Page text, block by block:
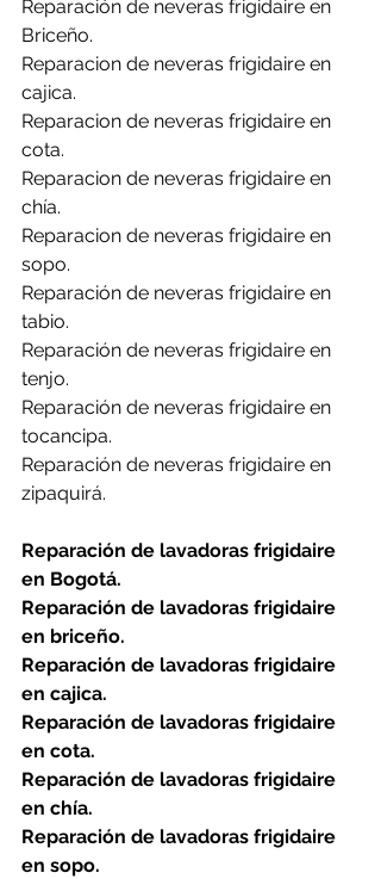
Reparación de neveras frigidaire en
Briceño.
Reparacion de neveras frigidaire en
cajica.
Reparacion de neveras frigidaire en
cota.
Reparacion de neveras frigidaire en
chía.
Reparacion de neveras frigidaire en
sopo.
Reparación de neveras frigidaire en
tabio.
Reparación de neveras frigidaire en
tenjo.
Reparación de neveras frigidaire en
tocancipa.
Reparación de neveras frigidaire en
zipaquirá.
Reparación de lavadoras frigidaire
en Bogotá.
Reparación de lavadoras frigidaire
en briceño.
Reparación de lavadoras frigidaire
en cajica.
Reparación de lavadoras frigidaire
en cota.
Reparación de lavadoras frigidaire
en chía.
Reparación de lavadoras frigidaire
en sopo.